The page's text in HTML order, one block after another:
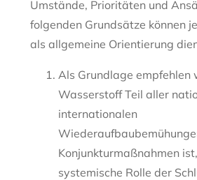
Umstände, Prioritäten und
folgenden Grundsätze können
als allgemeine Orientierung
Als Grundlage empfehlen
Wasserstoff Teil aller
internationalen
Konjunkturmaßnahmen
systemische Rolle der